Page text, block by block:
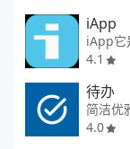
iApp
4.1
待办
4.0